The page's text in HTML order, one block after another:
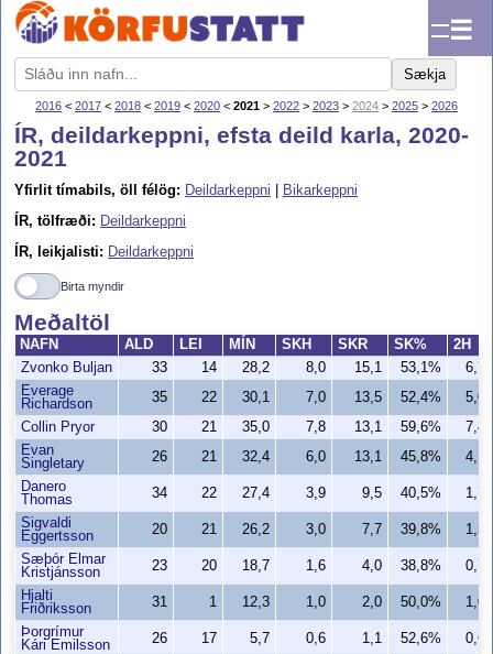
☰
Sækja
2016 < 2017 < 2018 < 2019 < 2020 < 2021 > 2022 > 2023 > 2024 > 2025 > 2026
ÍR, deildarkeppni, efsta deild karla, 2020-
2021
Yfirlit tímabils, öll félög: Deildarkeppni
Bikarkeppni
ÍR, tölfræði: Deildarkeppni
ÍR, leikjalisti: Deildarkeppni
Birta myndir
Meðaltöl
NAFN ALD LEI MÍN SKH SKR SK%
2H
Zvonko Buljan
33 14 28,2 8,0 15,1 53,1%
6,7
Everage
Richardson
35 22 30,1 7,0 13,5 52,4%
5,0
Collin Pryor
30 21 35,0 7,8 13,1 59,6%
7,4
Evan
Singletary
26 21 32,4 6,0 13,1 45,8%
4,1
Danero
Thomas
34 22 27,4 3,9 9,5 40,5%
1,7
Sigvaldi
Eggertsson
20 21 26,2 3,0 7,7 39,8%
1,5
Sæþór Elmar
Kristjánsson
23 20 18,7 1,6 4,0 38,8%
0,7
Hjalti
Friðriksson
31 1 12,3 1,0 2,0 50,0%
1,0
Þorgrímur
Kári Emilsson
26 17 5,7 0,6 1,1 52,6%
0,6